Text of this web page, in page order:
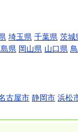
埼玉県 千葉県 茨城
県 岡山県 山口県
古屋市 静岡市 浜松